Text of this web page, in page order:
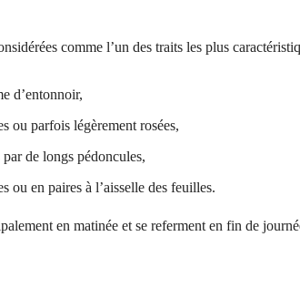
comme l’un des traits les plus
d’entonnoir,
ou parfois légèrement rosées,
par de longs pédoncules,
ou en paires à l’aisselle des feuilles.
en matinée et se referment en fin de